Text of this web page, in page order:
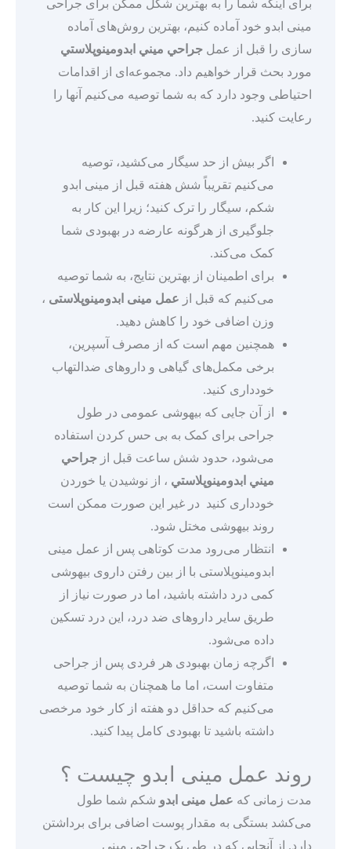
برای اینکه شما را به بهترین شکل ممکن برای جراحی
مینی ابدو خود آماده کنیم، بهترین روش‌های آماده
سازی را قبل از عمل جراحي ميني ابدومينوپلاستي
مورد بحث قرار خواهیم داد. مجموعه‌ای از اقدامات
احتیاطی وجود دارد که به شما توصیه می‌کنیم آنها را
رعایت کنید.
اگر بیش از حد سیگار می‌کشید، توصیه
می‌کنیم تقریباً شش هفته قبل از مینی ابدو
شکم، سیگار را ترک کنید؛ زیرا این کار به
جلوگیری از هرگونه عارضه در بهبودی شما
کمک می‌کند.
برای اطمینان از بهترین نتایج، به شما توصیه
می‌کنیم که قبل از عمل مینی ابدومینوپلاستی ،
وزن اضافی خود را کاهش دهید.
همچنین مهم است که از مصرف آسپرین،
برخی مکمل‌های گیاهی و داروهای ضدالتهاب
خودداری کنید.
از آن جایی که بیهوشی عمومی در طول
جراحی برای کمک به بی حس کردن استفاده
می‌شود، حدود شش ساعت قبل از جراحي
ميني ابدومينوپلاستي ، از نوشیدن یا خوردن
خودداری کنید در غیر این صورت ممکن است
روند بیهوشی مختل شود.
انتظار می‌رود مدت کوتاهی پس از عمل مینی
ابدومینوپلاستی با از بین رفتن داروی بیهوشی
کمی درد داشته باشید، اما در صورت نیاز از
طریق سایر داروهای ضد درد، این درد تسکین
داده می‌شود.
اگرچه زمان بهبودی هر فردی پس از جراحی
متفاوت است، اما ما همچنان به شما توصیه
می‌کنیم که حداقل دو هفته از کار خود مرخصی
داشته باشید تا بهبودی کامل پیدا کنید.
روند عمل مینی ابدو چیست ؟
مدت زمانی که عمل مینی ابدو شکم شما طول
می‌کشد بستگی به مقدار پوست اضافی برای برداشتن
دارد. از آنجایی که در طی یک جراحی مینی